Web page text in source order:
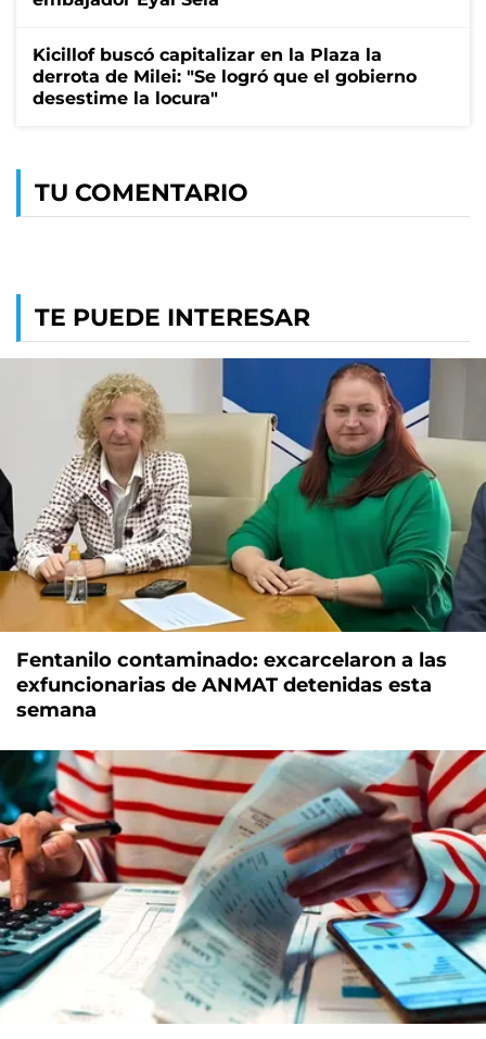
Kicillof buscó capitalizar en la Plaza la
derrota de Milei: "Se logró que el gobierno
desestime la locura"
TU COMENTARIO
TE PUEDE INTERESAR
Fentanilo contaminado: excarcelaron a las
exfuncionarias de ANMAT detenidas esta
semana